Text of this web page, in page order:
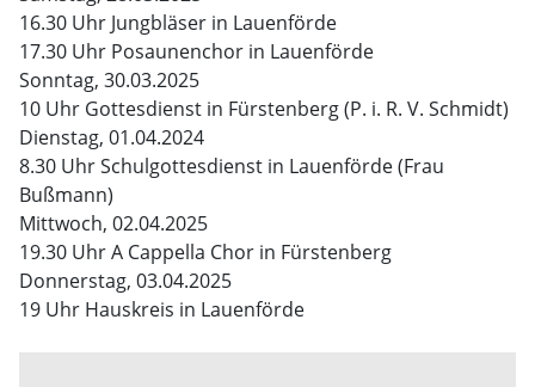
16.30 Uhr Jungbläser in Lauenförde
17.30 Uhr Posaunenchor in Lauenförde
Sonntag, 30.03.2025
10 Uhr Gottesdienst in Fürstenberg (P. i. R. V. Schmidt)
Dienstag, 01.04.2024
8.30 Uhr Schulgottesdienst in Lauenförde (Frau
Bußmann)
Mittwoch, 02.04.2025
19.30 Uhr A Cappella Chor in Fürstenberg
Donnerstag, 03.04.2025
19 Uhr Hauskreis in Lauenförde